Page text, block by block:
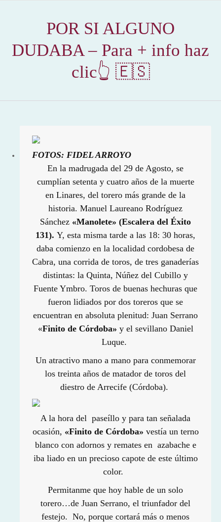
POR SI ALGUNO
DUDABA – Para + info haz
clic👆 🇪🇸
FOTOS: FIDEL ARROYO
En la madrugada del 29 de Agosto, se
cumplían setenta y cuatro años de la muerte
en Linares, del torero más grande de la
historia. Manuel Laureano Rodríguez
Sánchez «Manolete» (Escalera del Éxito
131). Y, esta misma tarde a las 18: 30 horas,
daba comienzo en la localidad cordobesa de
Cabra, una corrida de toros, de tres ganaderías
distintas: la Quinta, Núñez del Cubillo y
Fuente Ymbro. Toros de buenas hechuras que
fueron lidiados por dos toreros que se
encuentran en absoluta plenitud: Juan Serrano
«Finito de Córdoba» y el sevillano Daniel
Luque.
Un atractivo mano a mano para conmemorar
los treinta años de matador de toros del
diestro de Arrecife (Córdoba).
A la hora del paseíllo y para tan señalada
ocasión, «Finito de Córdoba» vestía un terno
blanco con adornos y remates en azabache e
iba liado en un precioso capote de este último
color.
Permitanme que hoy hable de un solo
torero…de Juan Serrano, el triunfador del
festejo. No, porque cortará más o menos